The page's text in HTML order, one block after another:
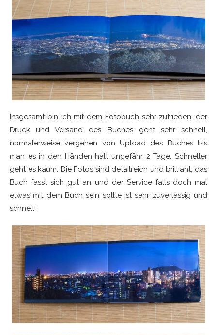
Insgesamt bin ich mit dem Fotobuch sehr zufrieden, der
Druck und Versand des Buches geht sehr schnell,
normalerweise vergehen von Upload des Buches bis
man es in den Händen hält ungefähr 2 Tage. Schneller
geht es kaum. Die Fotos sind detailreich und brilliant, das
Buch fasst sich gut an und der Service falls doch mal
etwas mit dem Buch sein sollte ist sehr zuverlässig und
schnell!